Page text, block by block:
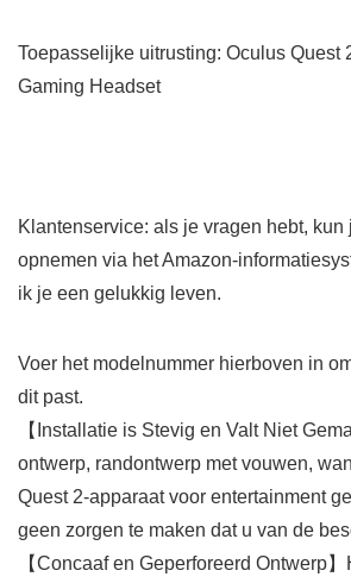
Toepasselijke uitrusting: Oculus Quest
Gaming Headset
Klantenservice: als je vragen hebt, kun
opnemen via het Amazon-
ik je een gelukkig leven.
Voer het modelnummer hierboven in
dit past.
【Installatie is Stevig en Valt Niet
ontwerp, randontwerp met vouwen,
Quest 2-apparaat voor entertainment
geen zorgen te maken dat u van de
【Concaaf en Geperforeerd Ontwerp